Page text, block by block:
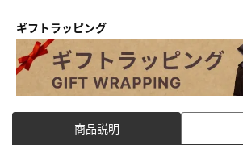
ギフトラッピング
商品説明